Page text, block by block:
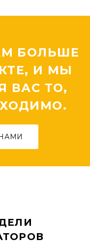
БОЛЬШЕ
И МЫ
ВАС ТО,